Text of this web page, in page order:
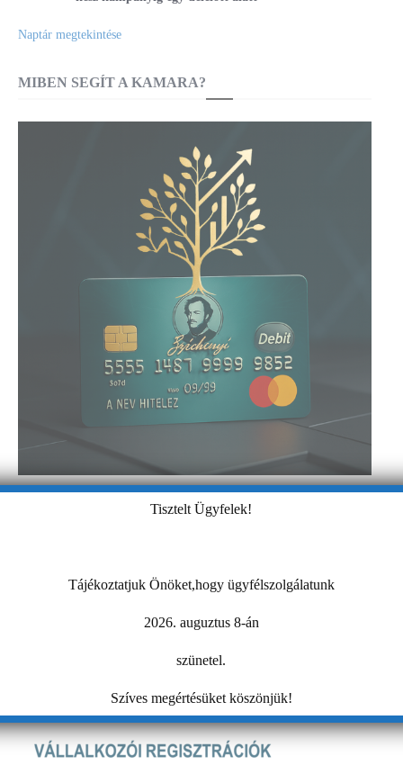
Naptár megtekintése
MIBEN SEGÍT A KAMARA?
Tisztelt Ügyfelek!
Tájékoztatjuk Önöket,hogy ügyfélszolgálatunk
2026. auguztus 8-án
szünetel.
Szíves megértésüket köszönjük!